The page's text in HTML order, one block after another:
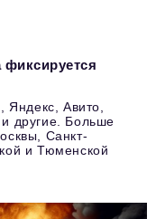
фиксируется
Авито,
другие. Больше
Санкт-
и Тюменской